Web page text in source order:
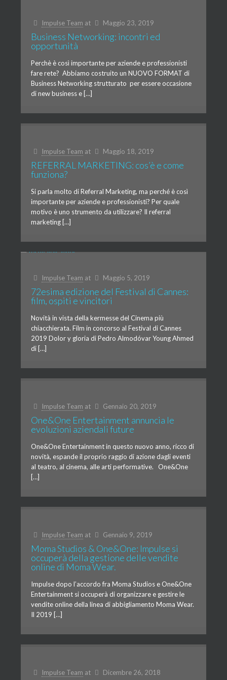
Impulse Team at Maggio 23, 2019
Business Networking: incontri ed
opportunità
Perchè è così importante per aziende e professionisti
fare rete? Abbiamo costruito un NUOVO FORMAT di
Business Networking strutturato per essere occasione
di new business e […]
Impulse Team at Maggio 18, 2019
REFERRAL MARKETING: cos’è e come
funziona?
Si parla molto di Referral Marketing, ma perché è così
importante per aziende e professionisti? Per quale
motivo è uno strumento da utilizzare? Il referral
marketing […]
Impulse Team at Maggio 5, 2019
72esima edizione del Festival di Cannes:
film, ospiti e vincitori
Novità in vista della kermesse del Cinema più
chiacchierata. Film in concorso al Festival di Cannes
2019 Dolor y gloria di Pedro Almodóvar Young Ahmed
di […]
Impulse Team at Gennaio 20, 2019
One&One Entertainment annuncia le
evoluzioni aziendali future
One&One Entertainment in questo nuovo anno, ricco di
novità, espande il proprio raggio di azione dagli eventi
al teatro, al cinema, alle arti performative. One&One
[…]
Impulse Team at Gennaio 9, 2019
Moma Studios & One&One: Impulse si
occuperà della gestione delle vendite
online di Moma Wear.
Impulse dopo l’accordo fra Moma Studios e One&One
Entertainment si occuperà di organizzare e gestire le
vendite online della linea di abbigliamento Moma Wear.
Il 2019 […]
Impulse Team at Dicembre 26, 2018